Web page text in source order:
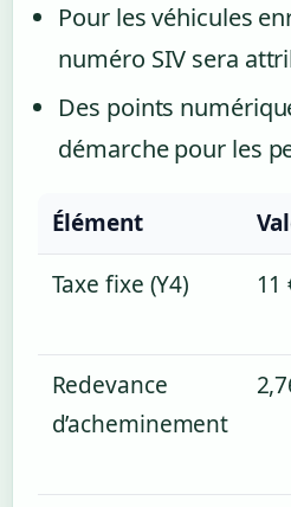
Pour les véhicules
numéro SIV sera
Des points
démarche pour les
Élément
Taxe fixe (Y4)
11
Redevance
d’acheminement